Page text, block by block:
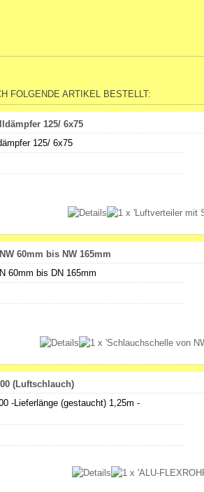
FOLGENDE ARTIKEL BESTELLT:
125/ 6x75
125/ 6x75
60mm bis NW 165mm
60mm bis DN 165mm
(Luftschlauch)
-Lieferlänge (gestaucht) 1,25m -